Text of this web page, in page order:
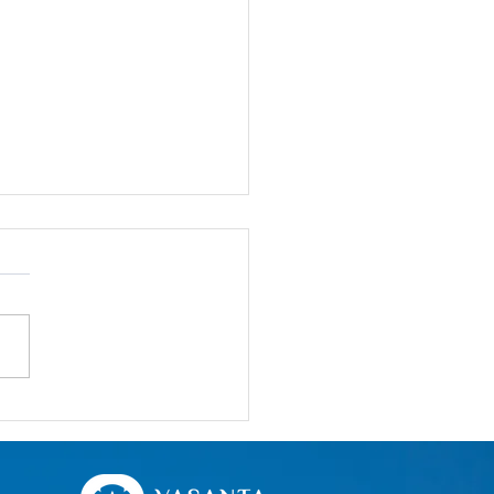
RI Mentok di 5%,
Properti Aman